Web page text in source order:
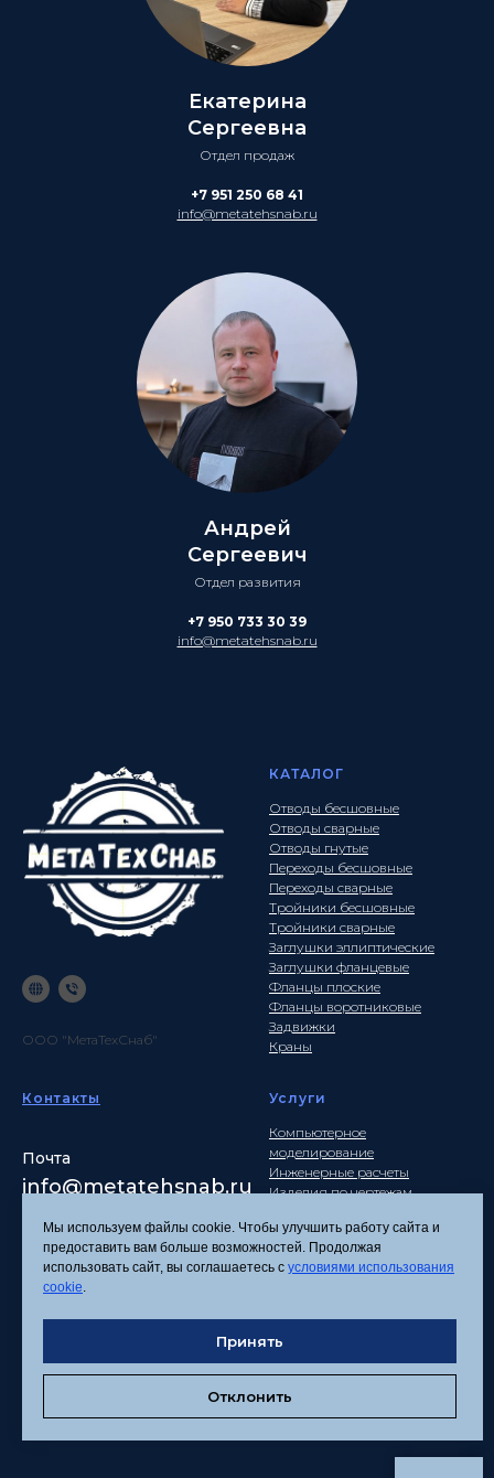
Екатерина
Сергеевна
Отдел продаж
+7 951 250 68 41
info@metatehsnab.ru
Андрей
Сергеевич
Отдел развития
+7 950 733 30 39
info@metatehsnab.ru
ООО "МетаТехСнаб"
КАТАЛОГ
Отводы бесшовные
Отводы сварные
Отводы гнутые
Переходы бесшовные
Переходы сварные
Тройники бесшовные
Тройники сварные
Заглушки эллиптические
Заглушки фланцевые
Фланцы плоские
Фланцы воротниковые
Задвижки
Краны
Контакты
Почта
info@metatehsnab.ru
Услуги
Компьютерное
моделирование
Инженерные расчеты
Изделия по чертежам
Политика
Согласие на обработку
персональных данных
Соглашение об
Мы используем файлы cookie. Чтобы улучшить работу сайта и
предоставить вам больше возможностей. Продолжая
использовать сайт, вы соглашаетесь с условиями использования
cookie.
Принять
Отклонить